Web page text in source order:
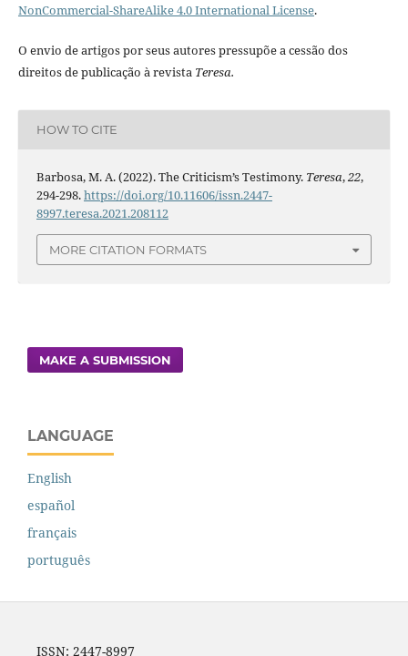
NonCommercial-ShareAlike 4.0 International License.
O envio de artigos por seus autores pressupõe a cessão dos
direitos de publicação à revista Teresa.
HOW TO CITE
Barbosa, M. A. (2022). The Criticism’s Testimony. Teresa,22,
294-298.https://doi.org/10.11606/issn.2447-
8997.teresa.2021.208112
MORE CITATION FORMATS
MAKE A SUBMISSION
LANGUAGE
English
español
français
português
ISSN: 2447-8997